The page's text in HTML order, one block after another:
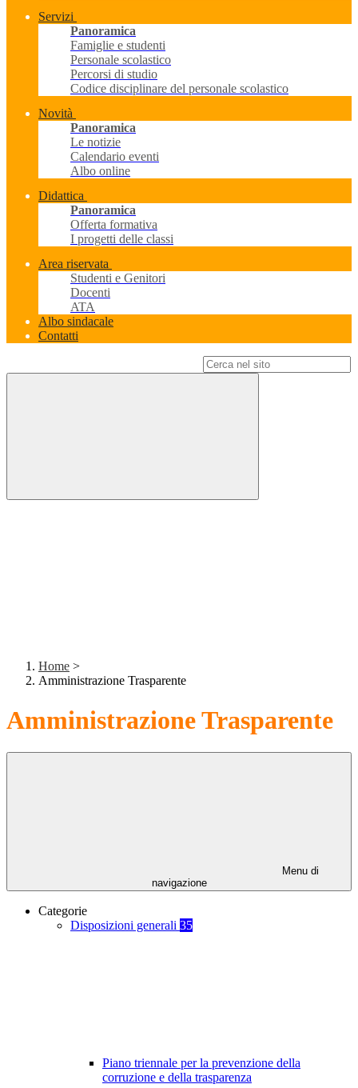
Servizi
Panoramica
Famiglie e studenti
Personale scolastico
Percorsi di studio
Codice disciplinare del personale scolastico
Novità
Panoramica
Le notizie
Calendario eventi
Albo online
Didattica
Panoramica
Offerta formativa
I progetti delle classi
Area riservata
Studenti e Genitori
Docenti
ATA
Albo sindacale
Contatti
Home >
Amministrazione Trasparente
Amministrazione Trasparente
Menu di
navigazione
Categorie
Disposizioni generali 35
Piano triennale per la prevenzione della
corruzione e della trasparenza